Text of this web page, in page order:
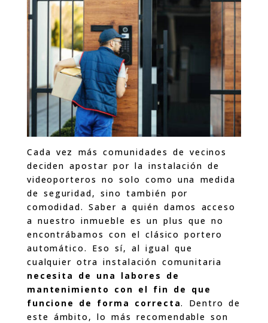
Cada vez más comunidades de vecinos
deciden apostar por la instalación de
videoporteros no solo como una medida
de seguridad, sino también por
comodidad. Saber a quién damos acceso
a nuestro inmueble es un plus que no
encontrábamos con el clásico portero
automático. Eso sí, al igual que
cualquier otra instalación comunitaria
necesita de una labores de
mantenimiento con el fin de que
funcione de forma correcta. Dentro de
este ámbito, lo más recomendable son